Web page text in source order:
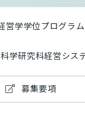
営学学位プログラ
研究科経営シス
募集要項